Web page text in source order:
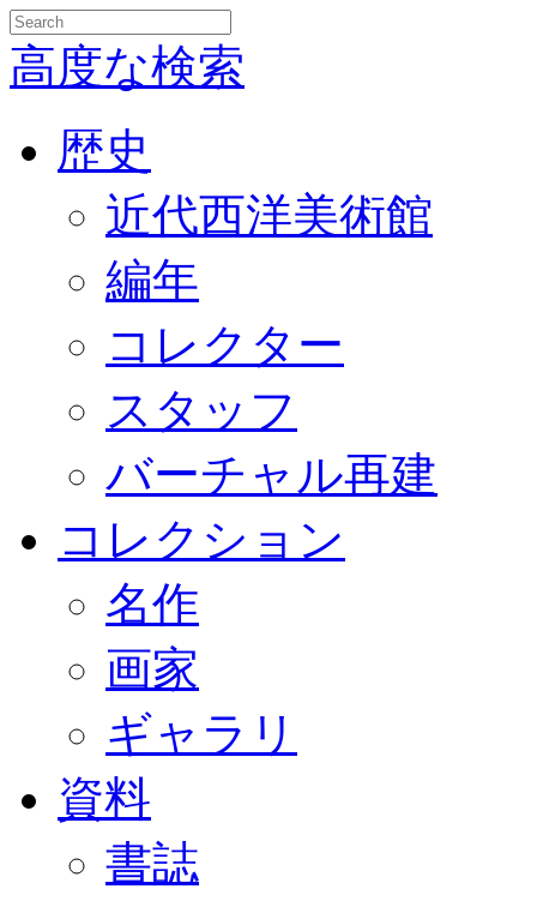
高度な検索
歴史
近代西洋美術館
編年
コレクター
スタッフ
バーチャル再建
コレクション
名作
画家
ギャラリ
資料
書誌